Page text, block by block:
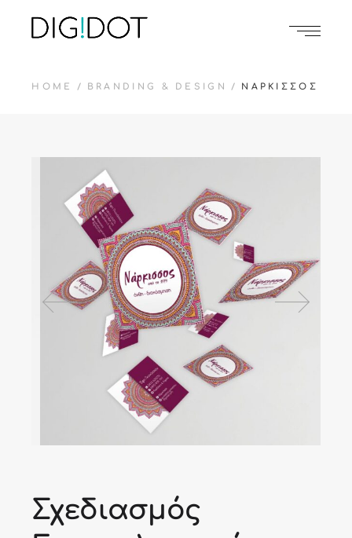
HOME BRANDING & DESIGN NΑΡΚΙΣΣΟΣ
Σχεδιασμός